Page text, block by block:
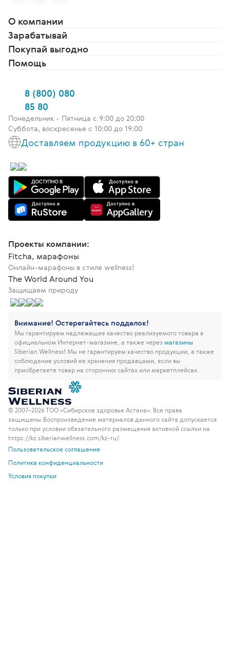
О компании
Зарабатывай
Покупай выгодно
Помощь
8 (800) 080
85 80
Понедельник - Пятница c 9:00 до 20:00
Суббота, воскресенье с 10:00 до 19:00
Доставляем продукцию в 60+ стран
Проекты компании:
Fitcha, марафоны
Онлайн-марафоны в стиле wellness!
The World Around You
Защищаем природу
Внимание! Остерегайтесь подделок!
Мы гарантируем надлежащее качество реализуемого товара в
официальном Интернет-магазине, а также через магазины
Siberian Wellness! Мы не гарантируем качество продукции, а также
соблюдение условий ее хранения продавцами, если вы
приобретаете товар на сторонних сайтах или маркетплейсах.
© 2007–2026 ТОО «Сибирское здоровье Астана». Все права
защищены. Воспроизведение материалов данного сайта допускается
только при условии обязательного размещения активной ссылки на
https://kz.siberianwellness.com/kz-ru/.
Пользовательское соглашение
Политика конфиденциальности
Условия покупки